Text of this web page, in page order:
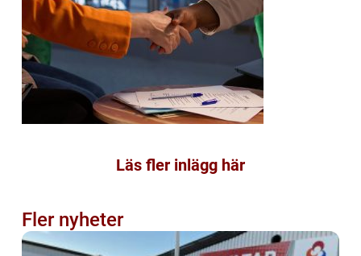
Läs fler inlägg här
Fler nyheter